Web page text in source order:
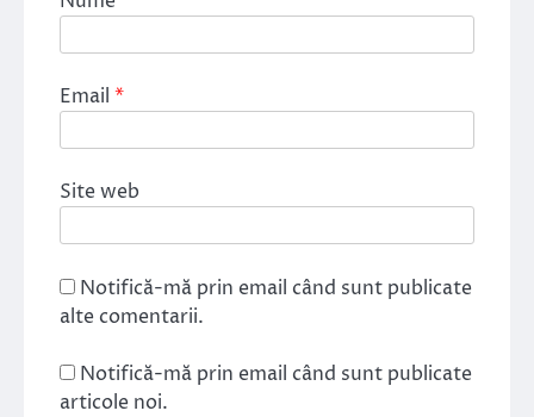
Email *
Site web
Notifică-mă prin email când sunt publicate
alte comentarii.
Notifică-mă prin email când sunt publicate
articole noi.